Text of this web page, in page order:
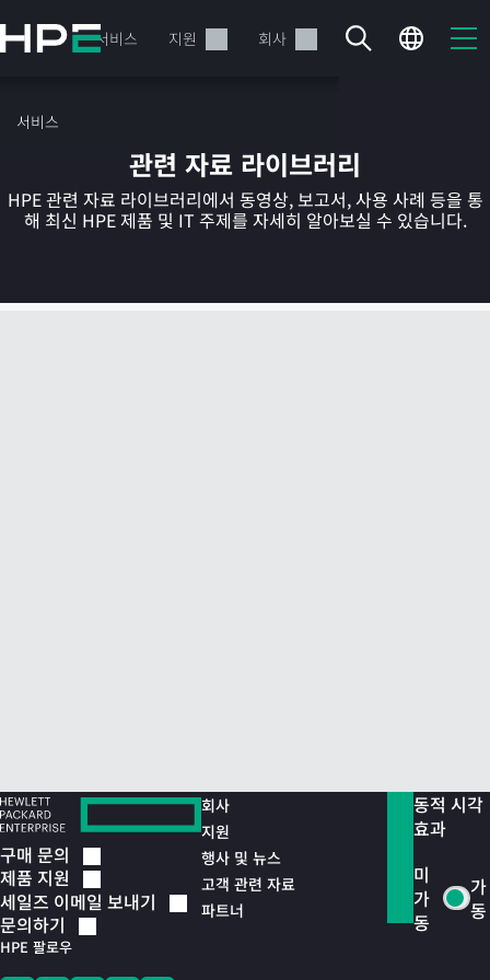
요
뛰
제품 서비스 지원 회사
서비스
현재 장바구니가 비어있습니다
관련 자료 라이브러리
HPE 관련 자료 라이브러리에서 동영상, 보고서, 사용 사례 등을 통
해 최신 HPE 제품 및 IT 주제를 자세히 알아보실 수 있습니다.
구매 문의
제품 지원
세일즈 이메일 보내기
문의하기
HPE 팔로우
회사
지원
행사 및 뉴스
고객 관련 자료
파트너
동적 시각
효과
미
가
동
가
동